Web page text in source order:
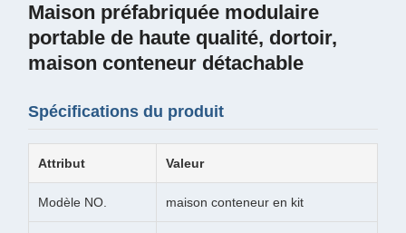
Maison préfabriquée modulaire
portable de haute qualité, dortoir,
maison conteneur détachable
Spécifications du produit
Attribut Valeur
Modèle NO. maison conteneur en kit